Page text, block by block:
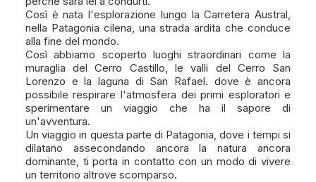
Così è nata l'esplorazione lungo la Carretera Austral,
nella Patagonia cilena, una strada ardita che conduce
alla fine del mondo.
Così abbiamo scoperto luoghi straordinari come la
muraglia del Cerro Castillo, le valli del Cerro San
Lorenzo e la laguna di San Rafael. dove è ancora
possibile respirare l'atmosfera dei primi esploratori e
sperimentare un viaggio che ha il sapore di
un'avventura.
Un viaggio in questa parte di Patagonia, dove i tempi si
dilatano assecondando ancora la natura ancora
dominante, ti porta in contatto con un modo di vivere
un territorio altrove scomparso.